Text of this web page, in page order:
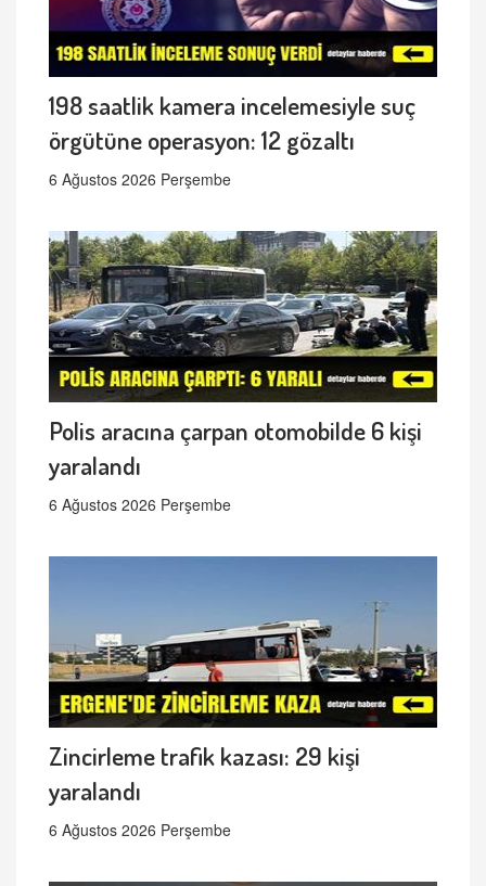
198 saatlik kamera incelemesiyle suç
örgütüne operasyon: 12 gözaltı
6 Ağustos 2026 Perşembe
Polis aracına çarpan otomobilde 6 kişi
yaralandı
6 Ağustos 2026 Perşembe
Zincirleme trafik kazası: 29 kişi
yaralandı
6 Ağustos 2026 Perşembe